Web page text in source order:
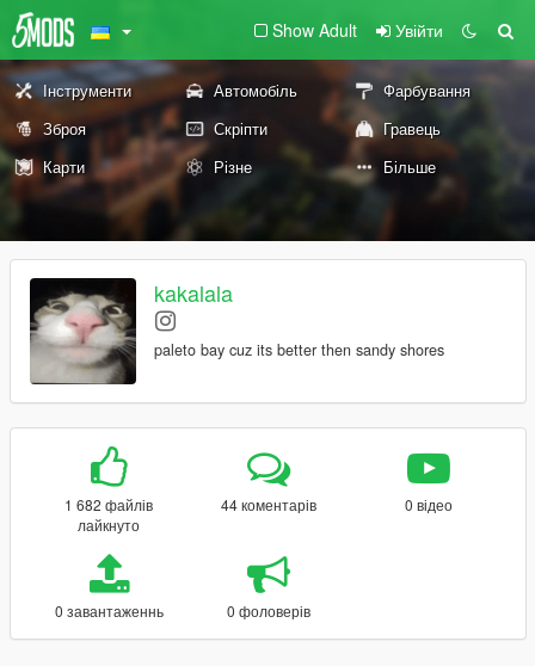
Show Adult Увійти
Інструменти Автомобіль
Фарбування
Зброя
Скріпти
Гравець
Карти
Різне Більше
kakalala
paleto bay cuz its better then sandy shores
1 682 файлів
лайкнуто
44 коментарів 0 відео
0 завантаженнь 0 фоловерів